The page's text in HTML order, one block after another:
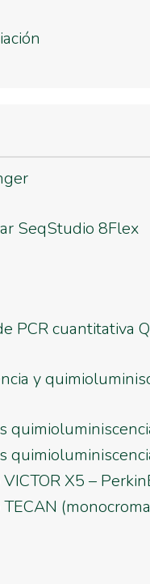
SeqStudio 8Flex
PCR cuantitativa
y
X5 –